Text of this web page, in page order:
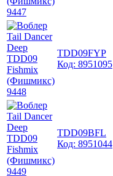
TDD09FYP
Код: 8951095
TDD09BFL
Код: 8951044